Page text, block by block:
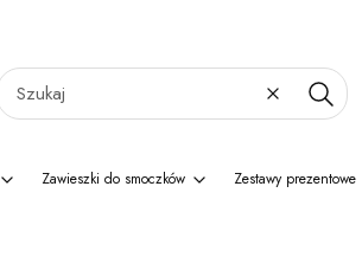
WyczyśćSzukaj
Zawieszki do smoczków Zestawy prezentowe